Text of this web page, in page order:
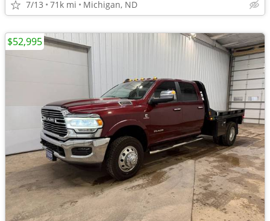
7/13 71k mi Michigan, ND
$52,995